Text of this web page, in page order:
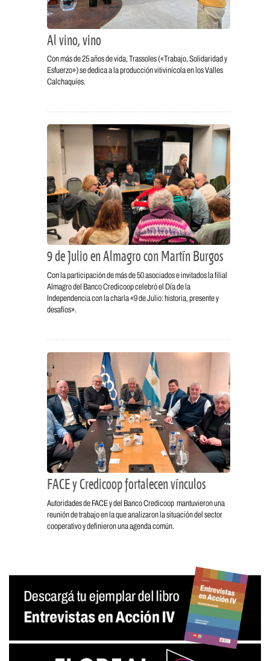
Al vino, vino
Con más de 25 años de vida, Trassoles («Trabajo, Solidaridad y
Esfuerzo») se dedica a la producción vitivinícola en los Valles
Calchaquíes.
9 de Julio en Almagro con Martín Burgos
Con la participación de más de 50 asociados e invitados la filial
Almagro del Banco Credicoop celebró el Día de la
Independencia con la charla «9 de Julio: historia, presente y
desafíos».
FACE y Credicoop fortalecen vínculos
Autoridades de FACE y del Banco Credicoop mantuvieron una
reunión de trabajo en la que analizaron la situación del sector
cooperativo y definieron una agenda común.